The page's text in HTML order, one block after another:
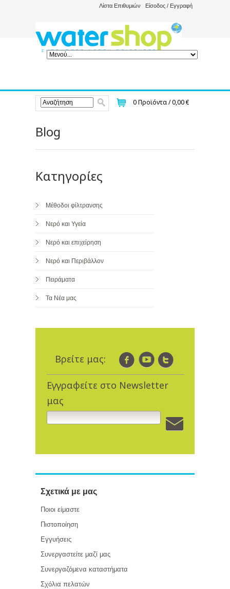
Λίστα Επιθυμιών Είσοδος / Εγγραφή
0Προϊόντα /0,00 €
Blog
Κατηγορίες
Μέθοδοι φίλτρανσης
Νερό και Υγεία
Νερό και επιχείρηση
Νερό και Περιβάλλον
Πειράματα
Τα Νέα μας
Βρείτε μας:
Εγγραφείτε στο Newsletter
μας
Σχετικά με μας
Ποιοι είμαστε
Πιστοποίηση
Εγγυήσεις
Συνεργαστείτε μαζί μας
Συνεργαζόμενα καταστήματα
Σχόλια πελατών